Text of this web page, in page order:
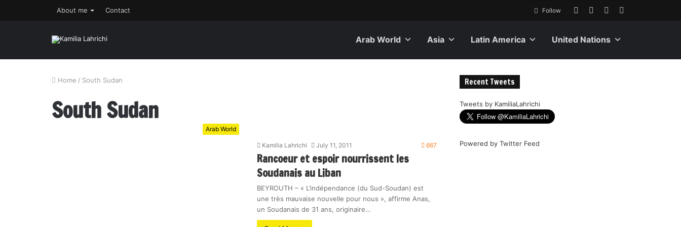
About me Contact Follow
Arab World Asia Latin America United Nations
Home / South Sudan
South Sudan
Arab World
Kamilia Lahrichi July 11, 2011 667
Rancoeur et espoir nourrissent les
Soudanais au Liban
BEYROUTH – « L’indépendance (du Sud-Soudan) est
une très mauvaise nouvelle pour nous », affirme Anas,
un Soudanais de 31 ans, originaire…
Recent Tweets
Tweets by KamiliaLahrichi
Powered byTwitter Feed